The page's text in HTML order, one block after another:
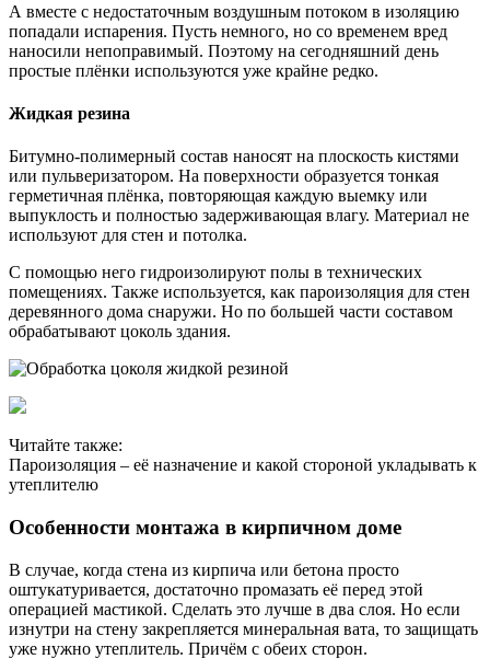
А вместе с недостаточным воздушным потоком в изоляцию
попадали испарения. Пусть немного, но со временем вред
наносили непоправимый. Поэтому на сегодняшний день
простые плёнки используются уже крайне редко.
Жидкая резина
Битумно-полимерный состав наносят на плоскость кистями
или пульверизатором. На поверхности образуется тонкая
герметичная плёнка, повторяющая каждую выемку или
выпуклость и полностью задерживающая влагу. Материал не
используют для стен и потолка.
С помощью него гидроизолируют полы в технических
помещениях. Также используется, как пароизоляция для стен
деревянного дома снаружи. Но по большей части составом
обрабатывают цоколь здания.
Читайте также:
Пароизоляция – её назначение и какой стороной укладывать к
утеплителю
Особенности монтажа в кирпичном доме
В случае, когда стена из кирпича или бетона просто
оштукатуривается, достаточно промазать её перед этой
операцией мастикой. Сделать это лучше в два слоя. Но если
изнутри на стену закрепляется минеральная вата, то защищать
уже нужно утеплитель. Причём с обеих сторон.